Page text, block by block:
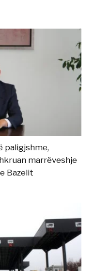
paligjshme,
marrëveshje
Bazelit